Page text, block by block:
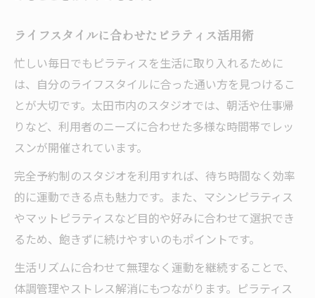
ライフスタイルに合わせたピラティス活用術
忙しい毎日でもピラティスを生活に取り入れるために
は、自分のライフスタイルに合った通い方を見つけるこ
とが大切です。太田市内のスタジオでは、朝活や仕事帰
りなど、利用者のニーズに合わせた多様な時間帯でレッ
スンが開催されています。
完全予約制のスタジオを利用すれば、待ち時間なく効率
的に運動できる点も魅力です。また、マシンピラティス
やマットピラティスなど目的や好みに合わせて選択でき
るため、飽きずに続けやすいのもポイントです。
生活リズムに合わせて無理なく運動を継続することで、
体調管理やストレス解消にもつながります。ピラティス